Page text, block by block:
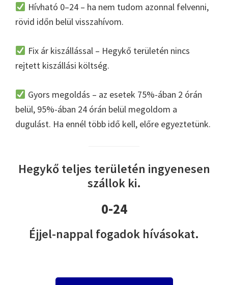
Hívható 0–24 – ha nem tudom azonnal felvenni,
rövid időn belül visszahívom.
Fix ár kiszállással – Hegykő területén nincs
rejtett kiszállási költség.
Gyors megoldás – az esetek 75%-ában 2 órán
belül, 95%-ában 24 órán belül megoldom a
dugulást. Ha ennél több idő kell, előre egyeztetünk.
Hegykő teljes területén ingyenesen
szállok ki.
0-24
Éjjel-nappal fogadok hívásokat.